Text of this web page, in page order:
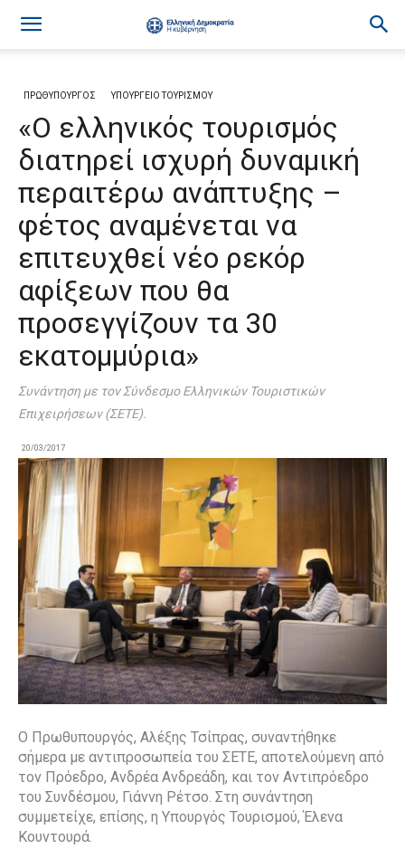
ΠΡΩΘΥΠΟΥΡΓΟΣ ΥΠΟΥΡΓΕΙΟ ΤΟΥΡΙΣΜΟΥ
«Ο ελληνικός τουρισμός
διατηρεί ισχυρή δυναμική
περαιτέρω ανάπτυξης –
φέτος αναμένεται να
επιτευχθεί νέο ρεκόρ
αφίξεων που θα
προσεγγίζουν τα 30
εκατομμύρια»
Συνάντηση με τον Σύνδεσμο Ελληνικών Τουριστικών
Επιχειρήσεων (ΣΕΤΕ).
20/03/2017
Ο Πρωθυπουργός, Αλέξης Τσίπρας, συναντήθηκε
σήμερα με αντιπροσωπεία του ΣΕΤΕ, αποτελούμενη από
τον Πρόεδρο, Ανδρέα Ανδρεάδη, και τον Αντιπρόεδρο
του Συνδέσμου, Γιάννη Ρέτσο. Στη συνάντηση
συμμετείχε, επίσης, η Υπουργός Τουρισμού, Έλενα
Κουντουρά.